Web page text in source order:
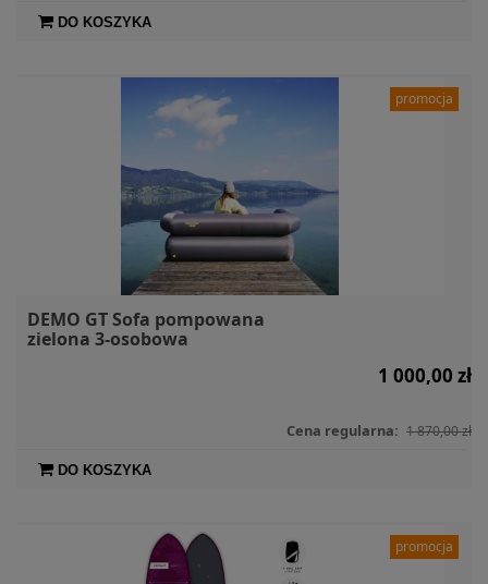
DO KOSZYKA
DEMO GT Sofa pompowana
zielona 3-osobowa
1 000,00 zł
Cena regularna: 1 870,00 zł
DO KOSZYKA
promocja
promocja